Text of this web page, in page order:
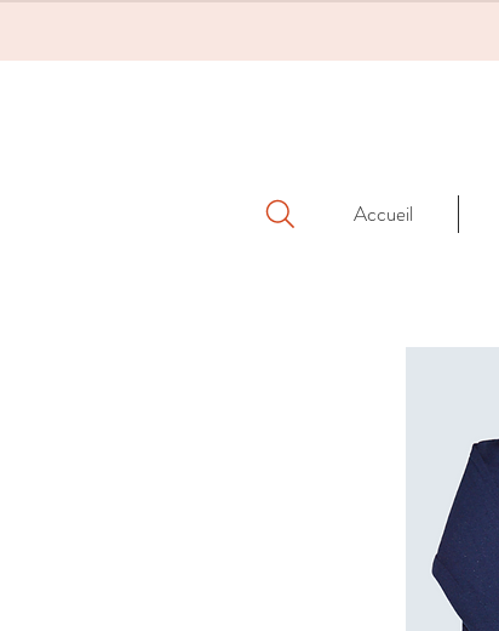
Accueil